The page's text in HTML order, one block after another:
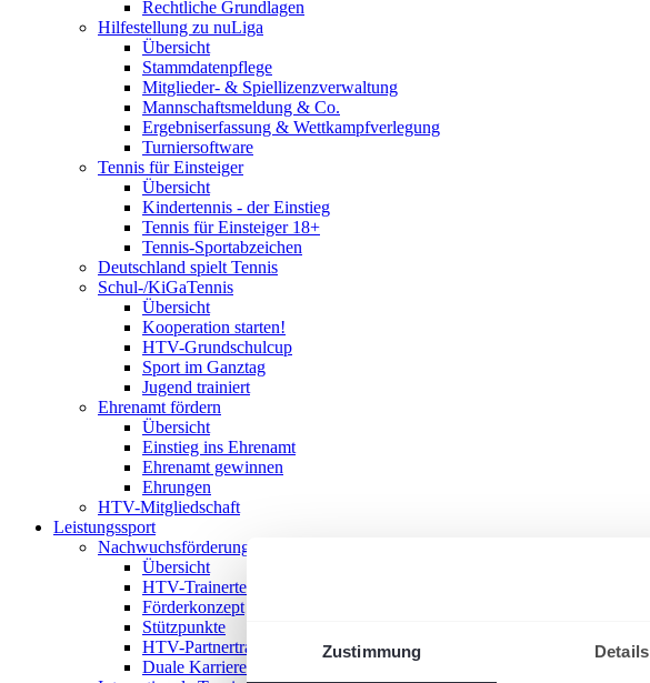
Zustimmung Details
Rechtliche Grundlagen
Hilfestellung zu nuLiga
Übersicht
Stammdatenpflege
Mitglieder- & Spiellizenzverwaltung
Mannschaftsmeldung & Co.
Ergebniserfassung & Wettkampfverlegung
Turniersoftware
Tennis für Einsteiger
Übersicht
Kindertennis - der Einstieg
Tennis für Einsteiger 18+
Tennis-Sportabzeichen
Deutschland spielt Tennis
Schul-/KiGaTennis
Übersicht
Kooperation starten!
HTV-Grundschulcup
Sport im Ganztag
Jugend trainiert
Ehrenamt fördern
Übersicht
Einstieg ins Ehrenamt
Ehrenamt gewinnen
Ehrungen
HTV-Mitgliedschaft
Leistungssport
Nachwuchsförderung im HTV
Übersicht
HTV-Trainerteam
Förderkonzept
Stützpunkte
HTV-Partnertrainer
Duale Karriere